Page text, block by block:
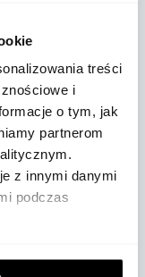
treści
i
o tym, jak
partnerom
z innymi danymi
podczas
39-C), AQUA
LINALOOL,